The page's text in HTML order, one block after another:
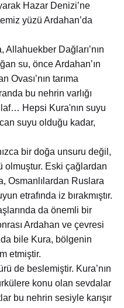
Hazar Denizi’ne
yüzü Ardahan’da
Allahuekber Dağları’nın
su, önce Ardahan’ın
Ovası’nın tarıma
bu nehrin varlığı
Hepsi Kura'nın suyu
suyu olduğu kadar,
bir doğa unsuru değil,
olmuştur. Eski çağlardan
Osmanlılardan Ruslara
etrafında iz bırakmıştır.
da önemli bir
Ardahan ve çevresi
bile Kura, bölgenin
etmiştir.
de beslemiştir. Kura’nın
konu olan sevdalar
bu nehrin sesiyle karışır